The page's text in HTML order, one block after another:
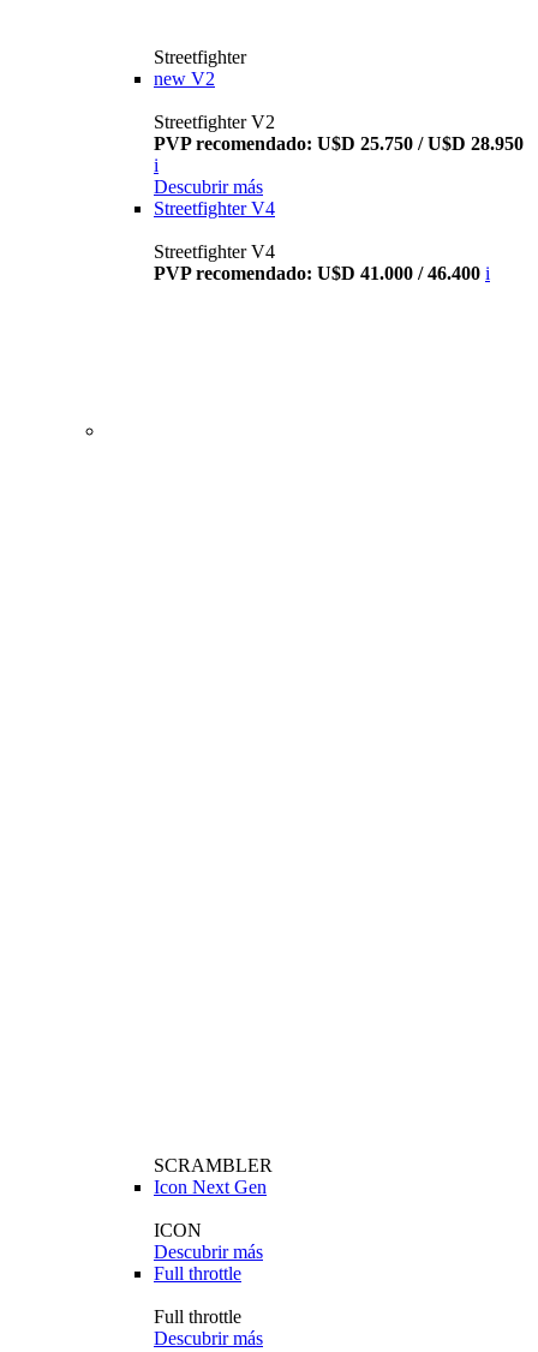
Streetfighter
new V2
Streetfighter V2
PVP recomendado: U$D 25.750 / U$D 28.950
i
Descubrir más
Streetfighter V4
Streetfighter V4
PVP recomendado: U$D 41.000 / 46.400 i
SCRAMBLER
Icon Next Gen
ICON
Descubrir más
Full throttle
Full throttle
Descubrir más